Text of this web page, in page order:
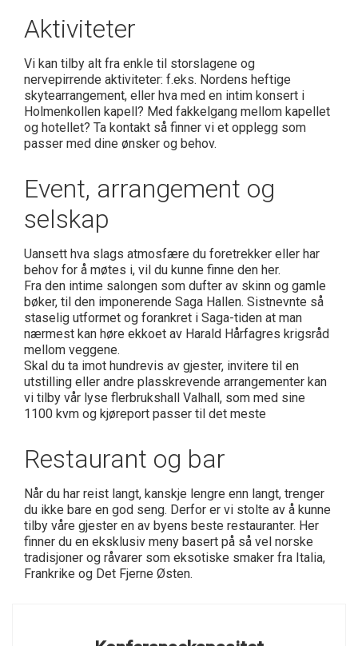
Aktiviteter
Vi kan tilby alt fra enkle til storslagene og
nervepirrende aktiviteter: f.eks. Nordens heftige
skytearrangement, eller hva med en intim konsert i
Holmenkollen kapell? Med fakkelgang mellom kapellet
og hotellet? Ta kontakt så finner vi et opplegg som
passer med dine ønsker og behov.
Event, arrangement og
selskap
Uansett hva slags atmosfære du foretrekker eller har
behov for å møtes i, vil du kunne finne den her.
Fra den intime salongen som dufter av skinn og gamle
bøker, til den imponerende Saga Hallen. Sistnevnte så
staselig utformet og forankret i Saga-tiden at man
nærmest kan høre ekkoet av Harald Hårfagres krigsråd
mellom veggene.
Skal du ta imot hundrevis av gjester, invitere til en
utstilling eller andre plasskrevende arrangementer kan
vi tilby vår lyse flerbrukshall Valhall, som med sine
1100 kvm og kjøreport passer til det meste
Restaurant og bar
Når du har reist langt, kanskje lengre enn langt, trenger
du ikke bare en god seng. Derfor er vi stolte av å kunne
tilby våre gjester en av byens beste restauranter. Her
finner du en eksklusiv meny basert på så vel norske
tradisjoner og råvarer som eksotiske smaker fra Italia,
Frankrike og Det Fjerne Østen.